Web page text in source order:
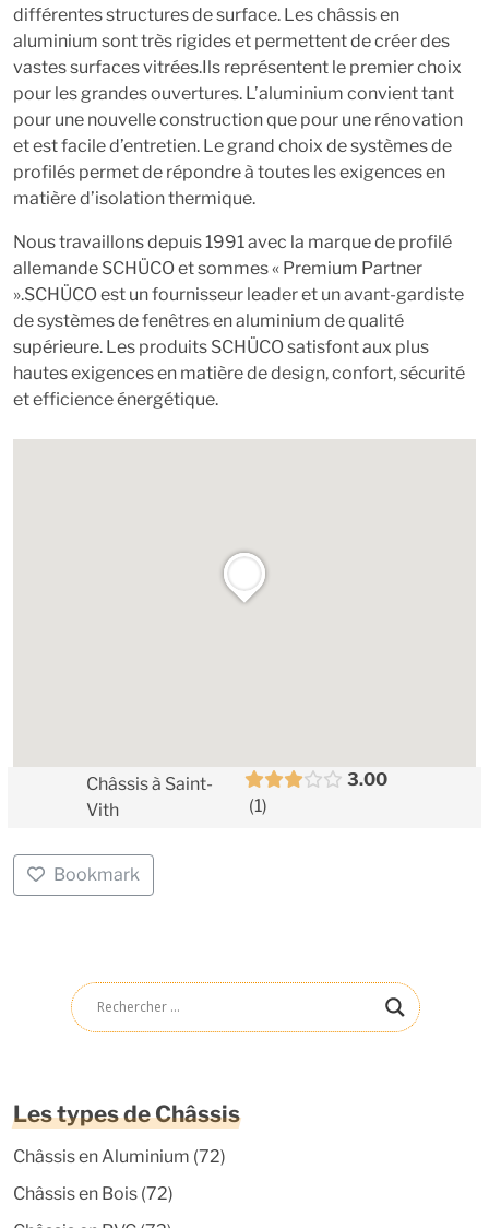
différentes structures de surface. Les châssis en
aluminium sont très rigides et permettent de créer des
vastes surfaces vitrées.Ils représentent le premier choix
pour les grandes ouvertures. L’aluminium convient tant
pour une nouvelle construction que pour une rénovation
et est facile d’entretien. Le grand choix de systèmes de
profilés permet de répondre à toutes les exigences en
matière d’isolation thermique.
Nous travaillons depuis 1991 avec la marque de profilé
allemande SCHÜCO et sommes « Premium Partner
».SCHÜCO est un fournisseur leader et un avant-gardiste
de systèmes de fenêtres en aluminium de qualité
supérieure. Les produits SCHÜCO satisfont aux plus
hautes exigences en matière de design, confort, sécurité
et efficience énergétique.
Châssis à Saint-
Vith
3.00
1
Bookmark
Les types de Châssis
Châssis en Aluminium (72)
Châssis en Bois (72)